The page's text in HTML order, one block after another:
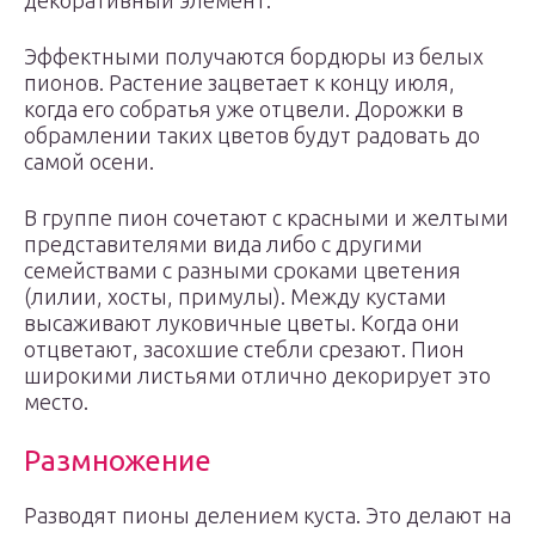
Эффектными получаются бордюры из белых
пионов. Растение зацветает к концу июля,
когда его собратья уже отцвели. Дорожки в
обрамлении таких цветов будут радовать до
самой осени.
В группе пион сочетают с красными и желтыми
представителями вида либо с другими
семействами с разными сроками цветения
(лилии, хосты, примулы). Между кустами
высаживают луковичные цветы. Когда они
отцветают, засохшие стебли срезают. Пион
широкими листьями отлично декорирует это
место.
Размножение
Разводят пионы делением куста. Это делают на